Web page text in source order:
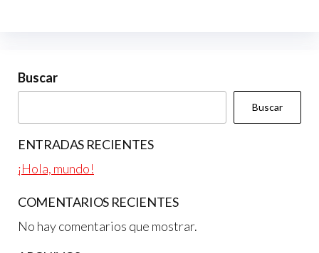
Buscar
Buscar
ENTRADAS RECIENTES
¡Hola, mundo!
COMENTARIOS RECIENTES
No hay comentarios que mostrar.